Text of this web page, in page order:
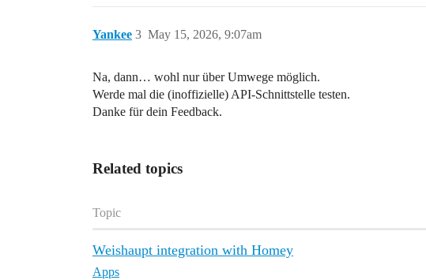
Yankee May 15, 2026, 9:07am
3
Na, dann… wohl nur über Umwege möglich.
Werde mal die (inoffizielle) API-Schnittstelle testen.
Danke für dein Feedback.
Related topics
Topic
Weishaupt integration with Homey
Apps